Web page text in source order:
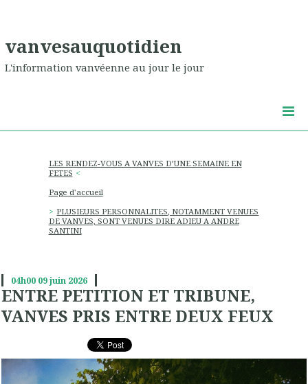
vanvesauquotidien
L'information vanvéenne au jour le jour
LES RENDEZ-VOUS A VANVES D’UNE SEMAINE EN
FETES
Page d'accueil
PLUSIEURS PERSONNALITES, NOTAMMENT VENUES
DE VANVES, SONT VENUES DIRE ADIEU A ANDRE
SANTINI
04h00 09juin 2026
ENTRE PETITION ET TRIBUNE,
VANVES PRIS ENTRE DEUX FEUX